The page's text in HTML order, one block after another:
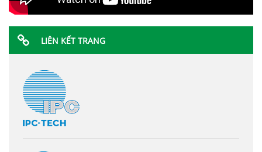
LIÊN KẾT TRANG